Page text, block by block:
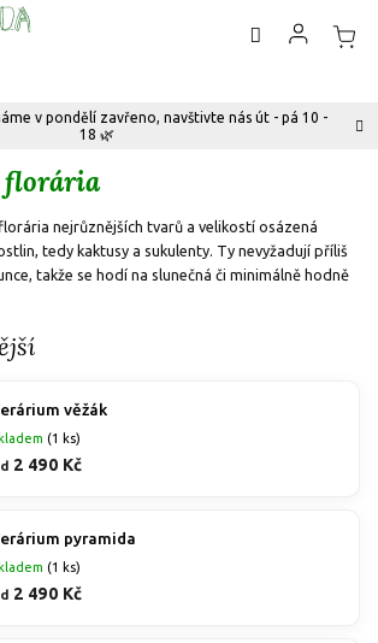
v pondělí zavřeno, navštivte nás út - pá 10 -
18 🌿
nejrůznějších tvarů a velikostí osázená
tedy kaktusy a sukulenty. Ty nevyžadují příliš
takže se hodí na slunečná či minimálně hodně
věžák
(1 ks)
2 490 Kč
pyramida
(1 ks)
2 490 Kč